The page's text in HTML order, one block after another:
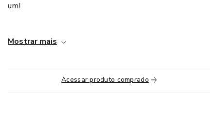
um!
VITALÍCIO para criar, evoluir e viver da sua arte com
Mostrar mais
Acessar produto comprado